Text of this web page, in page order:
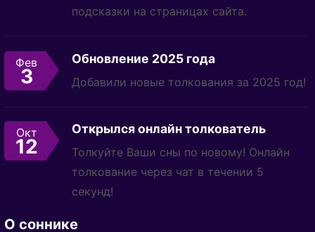
подсказки на страницах сайта.
Фев
3
Обновление 2025 года
Добавили новые толкования за 2025 год!
Окт
12
Открылся онлайн толкователь
Толкуйте Ваши сны по новому! Онлайн
толкование через чат в течении 5
секунд!
О соннике